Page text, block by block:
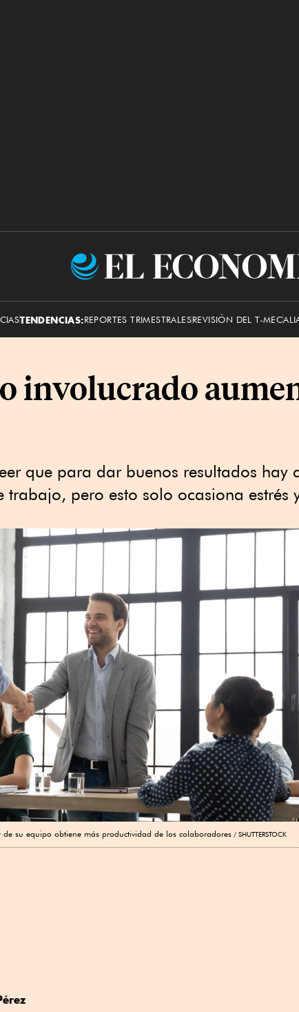
El
TENDENCIAS:REPORTES TRIMESTRALESREVISIÓN DEL T-MEC
involucrado
que para dar buenos resultados hay
trabajo, pero esto solo ocasiona estrés
su equipo obtiene más productividad de los colaboradores SHUTTERSTOCK